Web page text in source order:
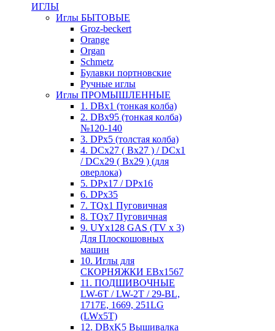
ИГЛЫ
Иглы БЫТОВЫЕ
Groz-beckert
Orange
Organ
Schmetz
Булавки портновские
Ручные иглы
Иглы ПРОМЫШЛЕННЫЕ
1. DBx1 (тонкая колба)
2. DBx95 (тонкая колба)
№120-140
3. DPx5 (толстая колба)
4. DCx27 ( Bx27 ) / DCx1
/ DCx29 ( Bx29 ) (для
оверлока)
5. DPx17 / DPx16
6. DPx35
7. TQx1 Пуговичная
8. TQx7 Пуговичная
9. UYx128 GAS (TV x 3)
Для Плоскошовных
машин
10. Иглы для
СКОРНЯЖКИ EBx1567
11. ПОДШИВОЧНЫЕ
LW-6T / LW-2T / 29-BL,
1717E, 1669, 251LG
(LWx5T)
12. DBxK5 Вышивалка